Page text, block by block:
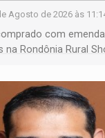
Agosto de 2026 às
com
na Rondônia Rural